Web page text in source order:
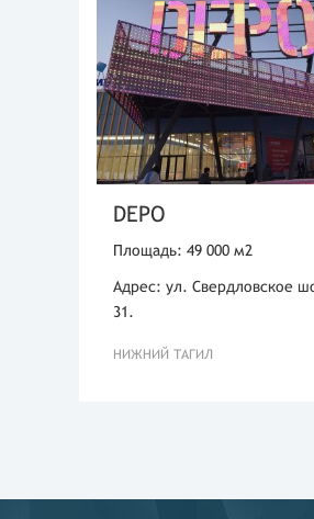
DEPO
Площадь: 49 000 м2
Адрес: ул. Свердловское
31.
НИЖНИЙ ТАГИЛ